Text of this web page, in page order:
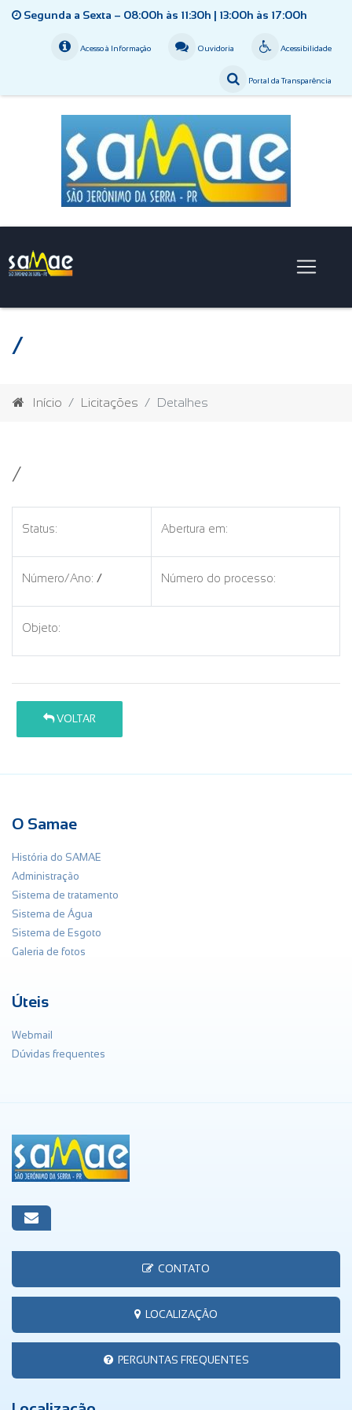
Segunda a Sexta – 08:00h às 11:30h | 13:00h às 17:00h
Acessibilidade
Ouvidoria
Acesso à Informação
Portal da Transparência
/
Início Licitações Detalhes
/
Status: Abertura em:
Número/Ano: / Número do processo:
Objeto:
VOLTAR
O Samae
História do SAMAE
Administração
Sistema de tratamento
Sistema de Água
Sistema de Esgoto
Galeria de fotos
Úteis
Webmail
Dúvidas frequentes
CONTATO
LOCALIZAÇÃO
PERGUNTAS FREQUENTES